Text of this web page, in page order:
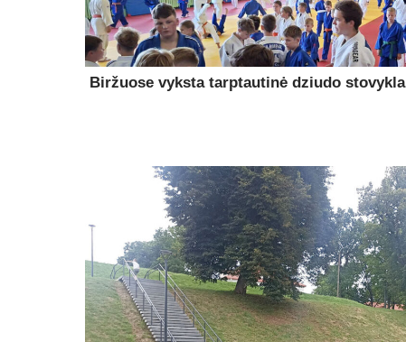
Biržuose vyksta tarptautinė dziudo stovykla